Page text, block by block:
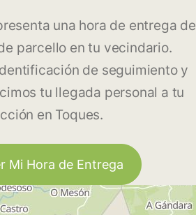
una hora de entrega de
parcello en tu vecindario.
de seguimiento y
tu llegada personal a tu
en Toques.
Mi Hora de Entrega